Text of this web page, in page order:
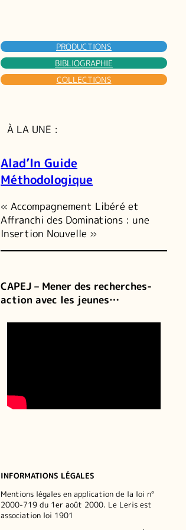
PRODUCTIONS
BIBLIOGRAPHIE
COLLECTIONS
À LA UNE :
Alad’In Guide
Méthodologique
« Accompagnement Libéré et
Affranchi des Dominations : une
Insertion Nouvelle »
CAPEJ – Mener des recherches-
action avec les jeunes…
INFORMATIONS LÉGALES
Mentions légales en application de la loi n°
2000-719 du 1er août 2000. Le Leris est
association loi 1901